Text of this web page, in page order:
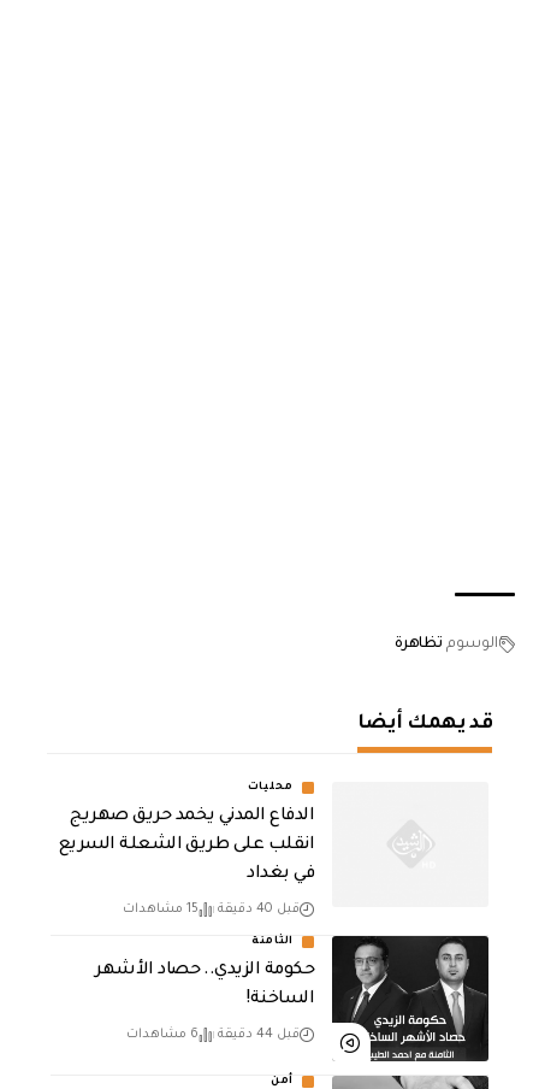
الوسوم تظاهرة
قد يهمك أيضا
محليات
الدفاع المدني يخمد حريق صهريج
انقلب على طريق الشعلة السريع
في بغداد
قبل 40 دقيقة 15 مشاهدات
الثامنة
حكومة الزيدي.. حصاد الأشهر
الساخنة!
قبل 44 دقيقة 6 مشاهدات
أمن